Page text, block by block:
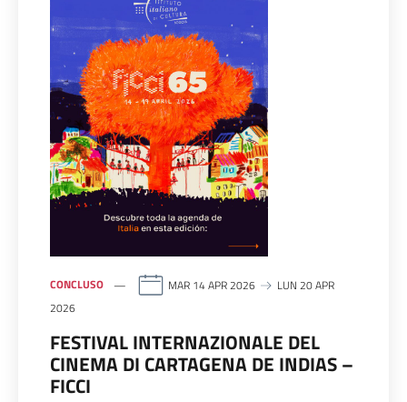
CONCLUSO MAR 14 APR 2026
LUN 20 APR
2026
FESTIVAL INTERNAZIONALE DEL
CINEMA DI CARTAGENA DE INDIAS –
FICCI